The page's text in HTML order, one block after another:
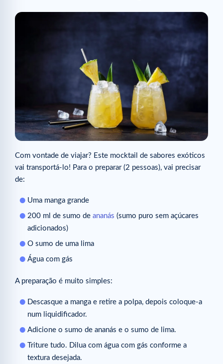
Com vontade de viajar? Este mocktail de sabores exóticos
vai transportá-lo! Para o preparar (2 pessoas), vai precisar
de:
Uma manga grande
200 ml de sumo de ananás (sumo puro sem açúcares
adicionados)
O sumo de uma lima
Água com gás
A preparação é muito simples:
Descasque a manga e retire a polpa, depois coloque-a
num liquidificador.
Adicione o sumo de ananás e o sumo de lima.
Triture tudo. Dilua com água com gás conforme a
textura desejada.